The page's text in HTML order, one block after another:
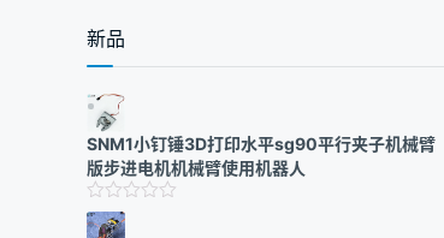
新品
SNM1小钉锤3D打印水平sg90平行夹子机械臂
版步进电机机械臂使用机器人